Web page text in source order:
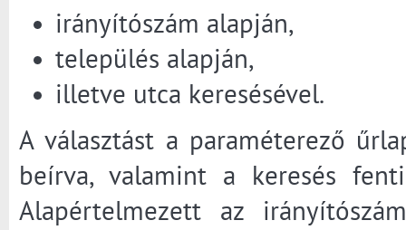
irányítószám alapján,
település alapján,
illetve utca keresésével.
A választást a paraméterező
beírva, valamint a keresés
Alapértelmezett az